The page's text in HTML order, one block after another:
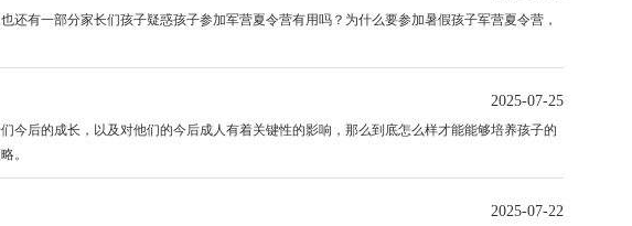
有一部分家长们孩子疑惑孩子参加军营夏令营有用吗？为什么要参加暑假孩子军营夏令营，
2025-07-25
后的成长，以及对他们的今后成人有着关键性的影响，那么到底怎么样才能能够培养孩子的
。
2025-07-22